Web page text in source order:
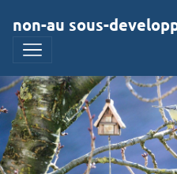
non-au sous-